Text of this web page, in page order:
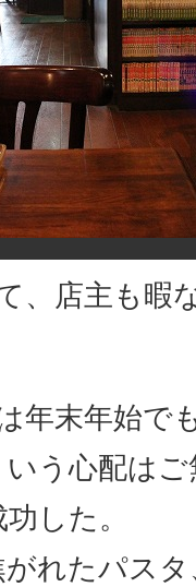
、店主も暇
年末年始で
う心配は
した。
れたパス